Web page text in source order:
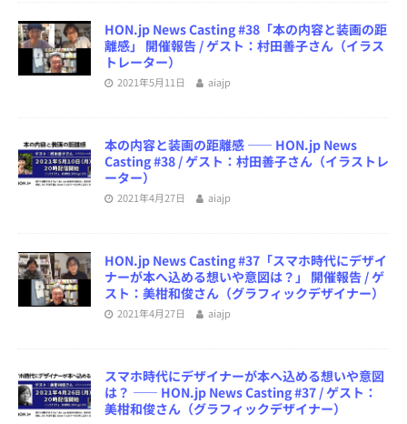
HON.jp News Casting #38「本の内容と装画の距
離感」 開催報告 / ゲスト：村田善子さん（イラス
トレーター）
2021年5月11日 aiajp
本の内容と装画の距離感 ―― HON.jp News
Casting #38 / ゲスト：村田善子さん（イラストレ
ーター）
2021年4月27日 aiajp
HON.jp News Casting #37「スマホ時代にデザイ
ナーが本へ込める想いや意図は？」 開催報告 / ゲ
スト：美柑和俊さん（グラフィックデザイナー）
2021年4月27日 aiajp
スマホ時代にデザイナーが本へ込める想いや意図
は？ ―― HON.jp News Casting #37 / ゲスト：
美柑和俊さん（グラフィックデザイナー）